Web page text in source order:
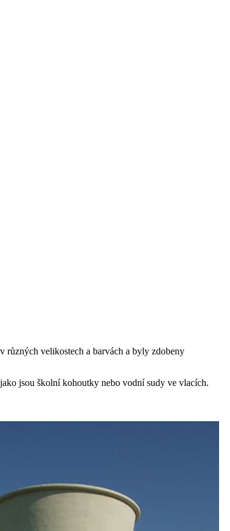
velikostech a barvách a byly zdobeny
jsou školní kohoutky nebo vodní sudy ve vlacích.